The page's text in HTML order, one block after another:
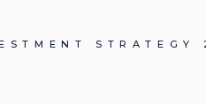
STRATEGY